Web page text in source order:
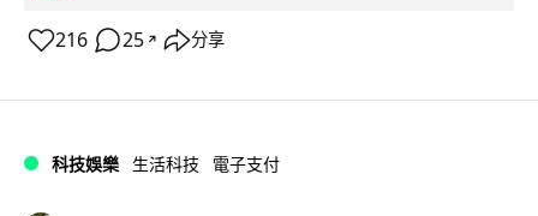
216 25 ↗ 分享
科技娛樂 生活科技 電子支付